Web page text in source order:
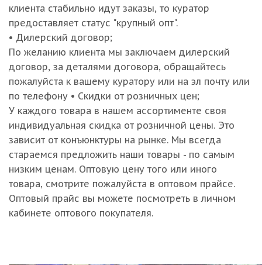
клиента стабильно идут заказы, то куратор
предоставляет статус "крупный опт".
• Дилерский договор;
По желанию клиента мы заключаем дилерский
договор, за деталями договора, обращайтесь
пожалуйста к вашему куратору или на эл почту или
по телефону • Скидки от розничных цен;
У каждого товара в нашем ассортименте своя
индивидуальная скидка от розничной цены. Это
зависит от конъюнктуры на рынке. Мы всегда
стараемся предложить наши товары - по самым
низким ценам. Оптовую цену того или иного
товара, смотрите пожалуйста в оптовом прайсе.
Оптовый прайс вы можете посмотреть в личном
кабинете оптового покупателя.